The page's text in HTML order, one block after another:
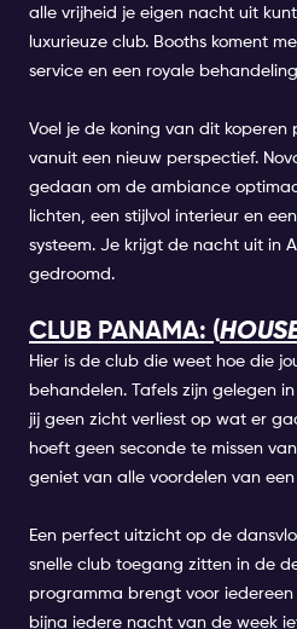
alle vrijheid je eigen nacht uit
luxurieuze club. Booths koment
service en een royale
Voel je de koning van dit koperen
vanuit een nieuw perspectief.
gedaan om de ambiance
lichten, een stijlvol interieur en
systeem. Je krijgt de nacht uit in
gedroomd.
CLUB PANAMA: (
Hier is de club die weet hoe die
behandelen. Tafels zijn gelegen
jij geen zicht verliest op wat er
hoeft geen seconde te missen
geniet van alle voordelen van
Een perfect uitzicht op de
snelle club toegang zitten in de
programma brengt voor
bijna iedere nacht van de week